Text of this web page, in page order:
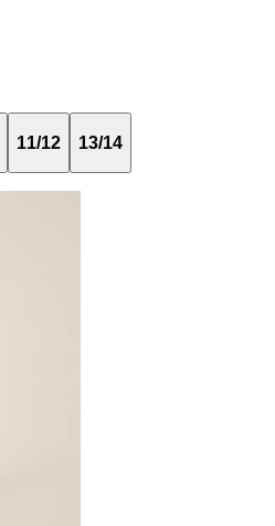
11/12 13/14